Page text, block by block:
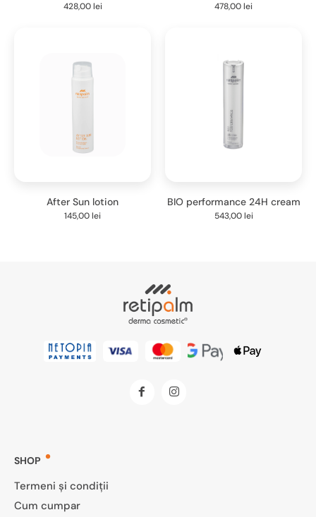
428,00lei 478,00lei
After Sun lotion
145,00lei
BIO performance 24H cream
543,00lei
SHOP
Termeni și condiții
Cum cumpar